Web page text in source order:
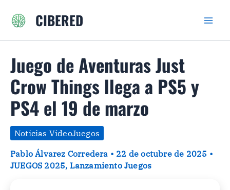
CIBERED
Juego de Aventuras Just
Crow Things llega a PS5 y
PS4 el 19 de marzo
Noticias VideoJuegos
Pablo Álvarez Corredera • 22 de octubre de 2025 •
JUEGOS 2025, Lanzamiento Juegos